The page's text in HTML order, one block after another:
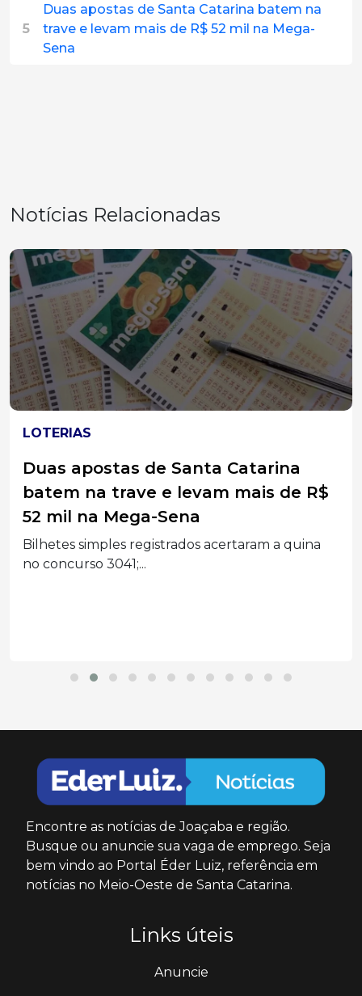
5
Duas apostas de Santa Catarina batem na
trave e levam mais de R$ 52 mil na Mega-
Sena
Notícias Relacionadas
LOTERIAS
Duas apostas de Santa Catarina
batem na trave e levam mais de R$
52 mil na Mega-Sena
Bilhetes simples registrados acertaram a quina
no concurso 3041;...
Encontre as notícias de Joaçaba e região.
Busque ou anuncie sua vaga de emprego. Seja
bem vindo ao Portal Éder Luiz, referência em
notícias no Meio-Oeste de Santa Catarina.
Links úteis
Anuncie